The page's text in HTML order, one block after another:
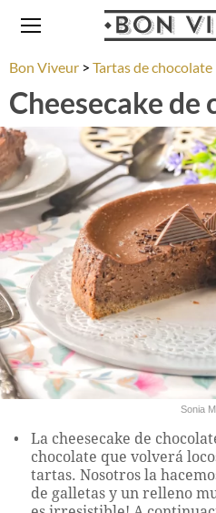
Bon Viveur Tartas de chocolate
Cheesecake de
Sonia
La cheesecake de
chocolate que volverá
tartas. Nosotros la
de galletas y un relleno